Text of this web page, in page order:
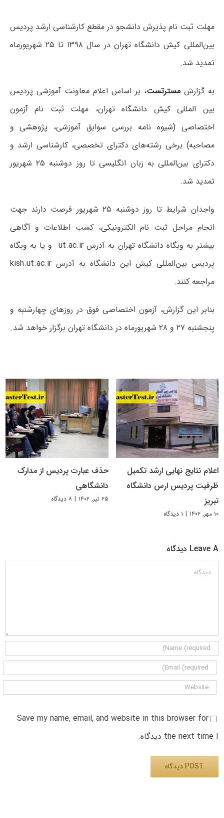
مهلت ثبت نام پذیرش دانشجو در مقطع کارشناسی ارشد پردیس
بین­‌المللی کیش دانشگاه تهران در سال ۱۳۹۸ تا ۲۵ شهریورماه
تمدید شد.
به گزارشمسترتست، بر اساس اعلام معاونت آموزشی پردیس
بین­ المللی کیش دانشگاه تهران، مهلت ثبت نام آزمون
اختصاصی (شیوه نامه بررسی سوابق آموزشی، پژوهشی و
مصاحبه) برخی رشته‌­های دکترای تخصصی، کارشناسی ارشد و
دکترای بین‌­المللی به زبان انگلیسی تا روز دوشنبه ۲۵ شهریور
تمدید شد.
واجدان شرایط تا روز دوشنبه ۲۵ شهریور فرصت دارند جهت
انجام مراحل ثبت نام الکترونیکی، کسب اطلاعات و آگاهی
بیشتر به وبگاه دانشگاه تهران به آدرس ut.ac.ir و یا به وبگاه
پردیس بین‌­المللی کیش این دانشگاه به آدرس kish.ut.ac.ir
مراجعه کنند.
بنابر این گزارش، آزمون اختصاصی فوق در روزهای چهارشنبه و
پنجشنبه ۲۷ و ۲۸ شهریورماه در دانشگاه تهران برگزار خواهد شد.
اعلام نتایج نهایی ارشد تکمیل
ظرفیت پردیس ارس دانشگاه
تبریز
۱۰ مهر, ۱۴۰۲ | ۱ دیدگاه
حذف عبارت پردیس از مدارک
دانشگاهی
۲۵ تیر, ۱۴۰۲ | ۸ دیدگاه
Leave A دیدگاه
دیدگاه
Save my name, email, and website in this browser for
the next time I دیدگاه.